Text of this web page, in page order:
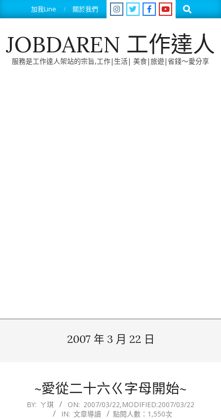
to
加我Line 關於我們 Search
JOBDAREN 工作達人
服務是工作達人架站的宗旨,工作|生活| 美食|旅遊|省錢～愛分享
2007 年 3 月 22 日
~愛從二十六ㄍ字母開始~
2007-
BY: ㄚ琪 ON: 2007/03/22,MODIFIED:2007/03/22
IN: 文章導讀 點閱人數：1,550次